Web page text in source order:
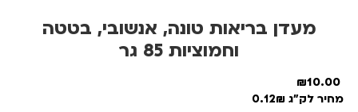
מעדן בריאות טונה, אנשובי, בטטה
וחמוציות 85 גר
10.00
₪
מחיר לק"ג 0.12₪